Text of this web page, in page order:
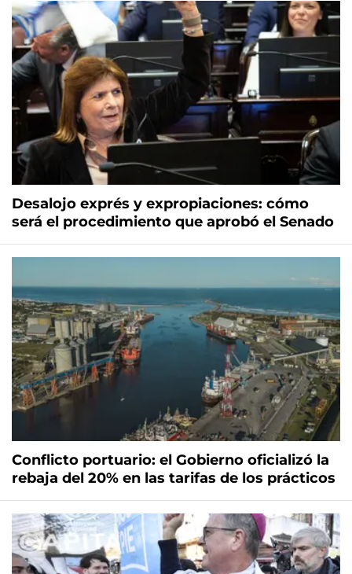
Desalojo exprés y expropiaciones: cómo
será el procedimiento que aprobó el Senado
Conflicto portuario: el Gobierno oficializó la
rebaja del 20% en las tarifas de los prácticos